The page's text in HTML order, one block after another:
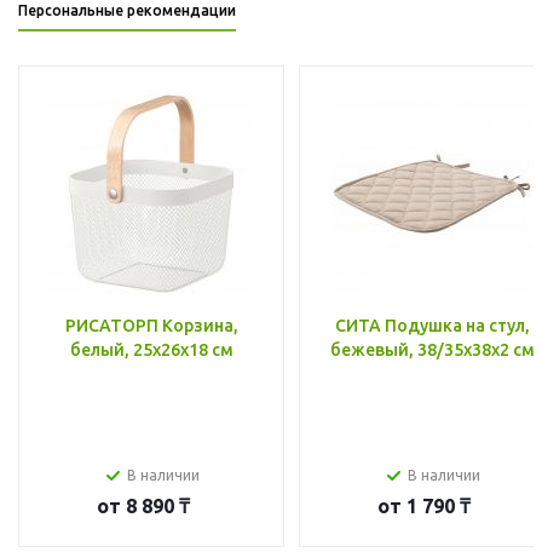
Персональные рекомендации
РИСАТОРП Корзина,
белый, 25x26x18 см
В наличии
от 8 890 ₸
СИТА Подушка на стул,
бежевый, 38/35x38x2 см
В наличии
от 1 790 ₸